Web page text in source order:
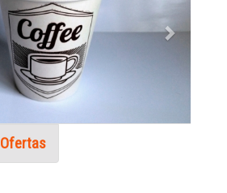
Ofertas